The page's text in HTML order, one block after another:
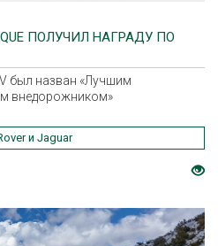
ПОЛУЧИЛ НАГРАДУ ПО
был назван «Лучшим
внедорожником»
и Jaguar